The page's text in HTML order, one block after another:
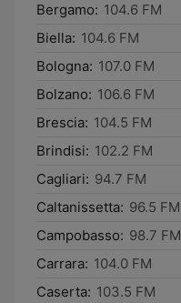
Bergamo: 104.6 FM
Biella: 104.6 FM
Bologna: 107.0 FM
Bolzano: 106.6 FM
Brescia: 104.5 FM
Brindisi: 102.2 FM
Cagliari: 94.7 FM
Caltanissetta: 96.5 FM
Campobasso: 98.7 FM
Carrara: 104.0 FM
Caserta: 103.5 FM